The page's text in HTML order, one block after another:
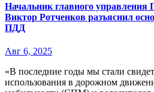
Начальник главного
Виктор Ротченков разъяснил
ПДД
Авг 6, 2025
«В последние годы мы стали свидетелями активного
использования в дорожном